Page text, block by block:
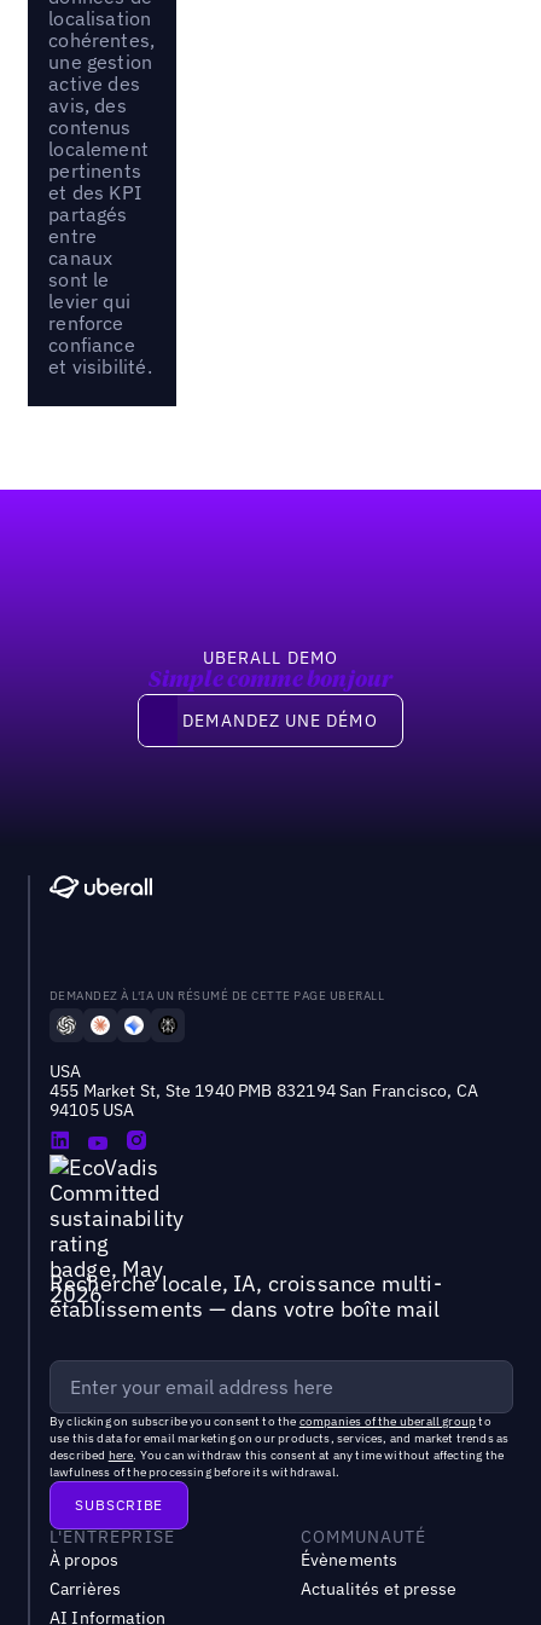
localisation
cohérentes,
une gestion
active des
avis, des
contenus
localement
pertinents
et des KPI
partagés
entre
canaux
sont le
levier qui
renforce
confiance
et visibilité.
UBERALL DEMO
Simple comme bonjour
Demandez une démo
DEMANDEZ UNE DÉMO
DEMANDEZ À L'IA UN RÉSUMÉ DE CETTE PAGE UBERALL
USA
455 Market St, Ste 1940 PMB 832194 San Francisco, CA
94105 USA
Recherche locale, IA, croissance multi-
établissements — dans votre boîte mail
By clicking on subscribe you consent to the companies of the uberall groupto
use this data for email marketing on our products, services, and market trends as
described here. You can withdraw this consent at any time without affecting the
lawfulness of the processing before its withdrawal.
L'ENTREPRISE
À propos
Carrières
AI Information
COMMUNAUTÉ
Évènements
Actualités et presse